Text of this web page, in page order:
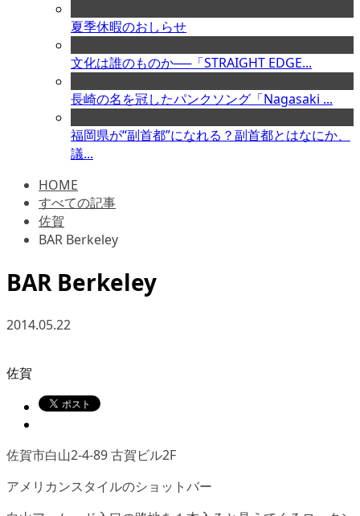
夏季休暇のおしらせ
文化は誰のものか──「STRAIGHT EDGE...
長崎の名を冠したパンクソング「Nagasaki ...
福岡県が“副首都”になれる？副首都とはなにか、
議...
HOME
すべての記事
佐賀
BAR Berkeley
BAR Berkeley
2014.05.22
佐賀
佐賀市白山2-4-89 古賀ビル2F
アメリカンスタイルのショットバー